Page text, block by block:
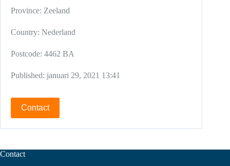
Province: Zeeland
Country: Nederland
Postcode: 4462 BA
Published: januari 29, 2021 13:41
Contact
Contact